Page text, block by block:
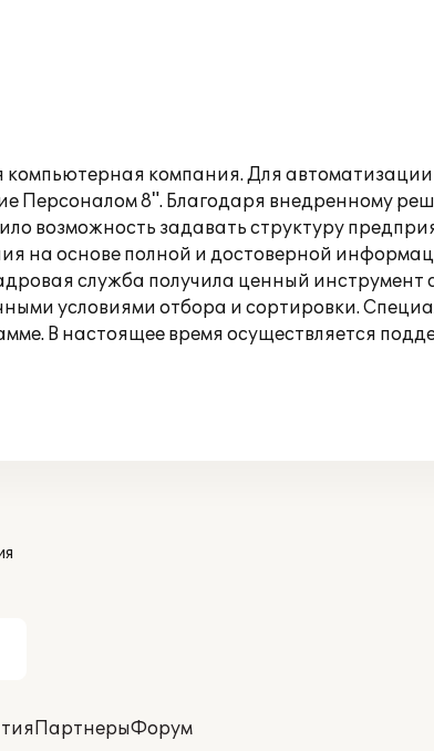
компания. Для
Персоналом 8". Благодаря внедренному
возможность задавать структуру
на основе полной и достоверной
служба получила ценный
условиями отбора и сортировки.
В настоящее время осуществляется
ПартнерыФорум